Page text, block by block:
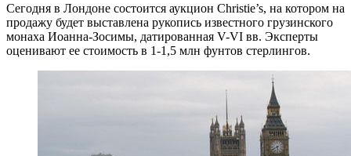
Сегодня в Лондоне состоится аукцион Christie’s, на котором на
продажу будет выставлена рукопись известного грузинского
монаха Иоанна-Зосимы, датированная V-VI вв. Эксперты
оценивают ее стоимость в 1-1,5 млн фунтов стерлингов.